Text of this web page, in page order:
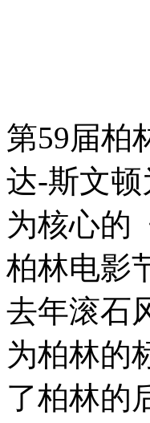
第59届柏
达-斯文
为核心的
柏林电影
去年滚石
为柏林的
了柏林的